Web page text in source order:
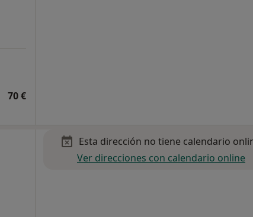
70 €
Esta dirección no tiene calendario
Ver direcciones con calendario online